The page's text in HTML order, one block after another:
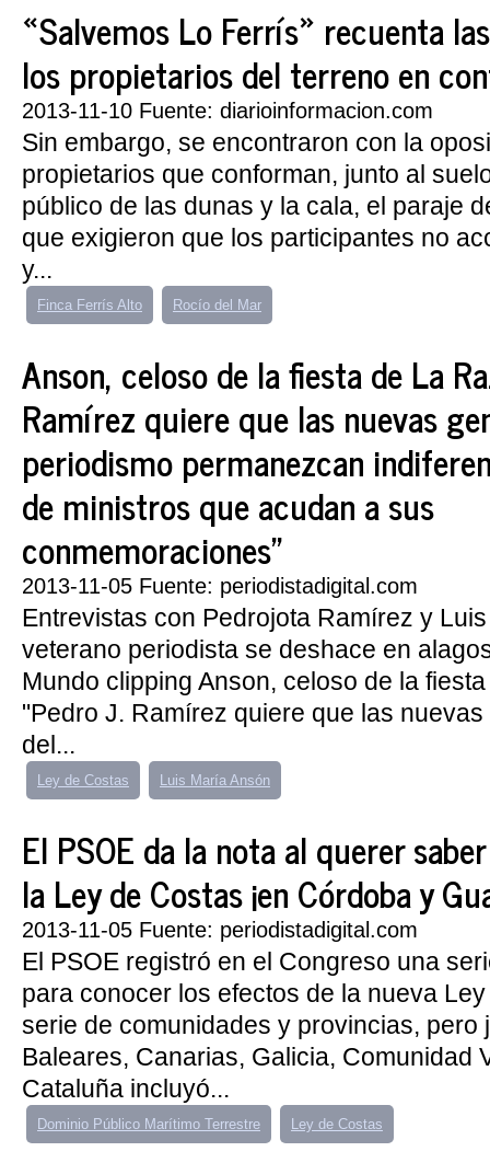
«Salvemos Lo Ferrís» recuenta
los propietarios del terreno en
2013-11-10 Fuente: diarioinformacion.com
Sin embargo, se encontraron con la
propietarios que conforman, junto al
público de las dunas y la cala, el paraje
que exigieron que los participantes no
y...
Finca Ferrís Alto Rocío del Mar
Anson, celoso de la fiesta de La
Ramírez quiere que las nuevas
periodismo permanezcan
de ministros que acudan a sus
conmemoraciones"
2013-11-05 Fuente: periodistadigital.com
Entrevistas con Pedrojota Ramírez y
veterano periodista se deshace en
Mundo clipping Anson, celoso de la
"Pedro J. Ramírez quiere que las
del...
Ley de Costas Luis María Ansón
El PSOE da la nota al querer
la Ley de Costas ¡en Córdoba y
2013-11-05 Fuente: periodistadigital.com
El PSOE registró en el Congreso una
para conocer los efectos de la nueva
serie de comunidades y provincias, pero
Baleares, Canarias, Galicia, Comunidad
Cataluña incluyó...
Dominio Público Marítimo Terrestre Ley de Costas